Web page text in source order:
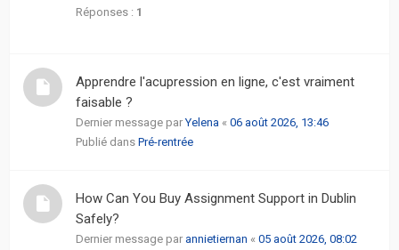
FAQ
L’équipe
Réponses : 1
Apprendre l'acupression en ligne, c'est vraiment
faisable ?
Dernier message parYelena « 06 août 2026, 13:46
Publié dans Pré-rentrée
How Can You Buy Assignment Support in Dublin
Safely?
Dernier message par annietiernan « 05 août 2026, 08:02